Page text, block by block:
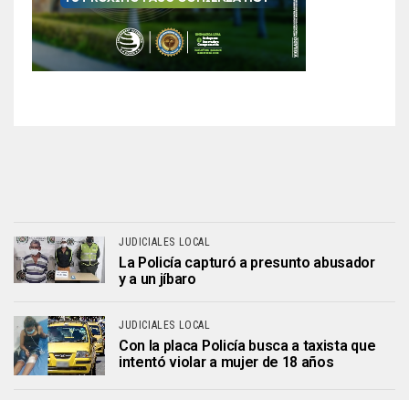
JUDICIALES LOCAL
La Policía capturó a presunto abusador
y a un jíbaro
JUDICIALES LOCAL
Con la placa Policía busca a taxista que
intentó violar a mujer de 18 años